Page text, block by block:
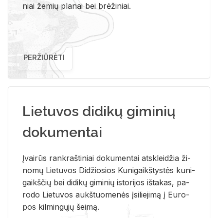
niai že­mių pla­nai bei brė­ži­niai.
PERŽIŪRĖTI
Lietuvos didikų giminių
dokumentai
Įvai­rūs rank­raš­ti­niai do­ku­men­tai at­sklei­džia ži­
no­mų Lie­tu­vos Di­džio­sios Ku­ni­gaikš­tys­tės ku­ni­
gaikš­čių bei di­di­kų gi­mi­nių is­to­ri­jos iš­ta­kas, pa­
ro­do Lie­tu­vos aukš­tuo­me­nės įsi­lie­ji­mą į Eu­ro­
pos kil­min­gų­jų šei­mą.